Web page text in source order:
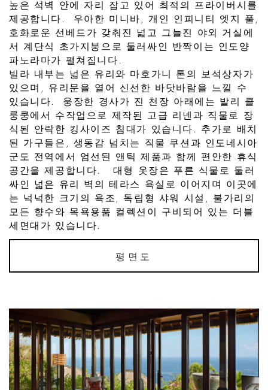
높은 석벽 안에 자리 잡고 있어 최적의 프라이버시를
제공합니다. 우아한 미니바, 개인 인피니티 엣지 풀,
호화로운 선베드가 갖춰진 넓고 그늘진 야외 거실에
서 계단식 초가지붕으로 둘러싸인 반짝이는 인도양
파노라마가 펼쳐집니다.
빌라 내부는 넓은 유리와 마호가니 톤의 보석상자가
있으며, 유리문을 열어 신선한 바닷바람을 느낄 수
있습니다. 웅장한 경사가 진 천장 아래에는 발리 클
룽쿵에서 수작업으로 제작된 고급 리넨과 직물로 장
식된 안락한 킹사이즈 침대가 있습니다. 추가로 배치
된 가구들은, 생동감 넘치는 직물 쿠션과 인도네시아
군도 전역에서 엄선된 앤틱 제품과 함께 편안한 휴식
공간을 제공합니다. 대형 옷장은 푸른 식물로 둘러
싸인 넓은 유리 벽의 테라스 욕실로 이어지며 이곳에
는 넉넉한 크기의 욕조, 독립형 샤워 시설, 불가리의
모든 향수와 목욕용품 컬렉션이 구비되어 있는 더블
세면대가 있습니다.
평면도